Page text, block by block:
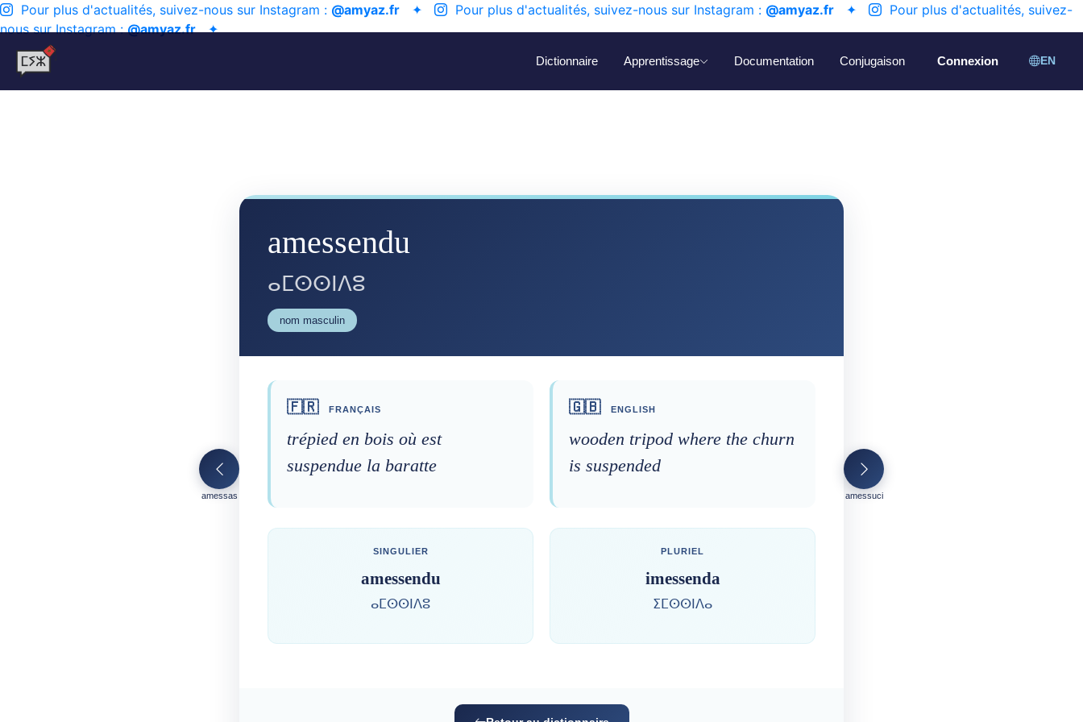
Pour plus d'actualités, suivez-nous sur Instagram : @amyaz.fr ✦ Pour plus d'actualités, suivez-nous sur Instagram : @amyaz.fr ✦
Pour plus d'actualités, suivez-
nous sur Instagram :@amyaz.fr✦
Dictionnaire Apprentissage Documentation Conjugaison Connexion EN
amessas
amessendu
ⴰⵎⵙⵙⵏⴷⵓ
nom masculin
🇫🇷 FRANÇAIS
trépied en bois où est
suspendue la baratte
🇬🇧 ENGLISH
wooden tripod where the churn
is suspended
SINGULIER
amessendu
ⴰⵎⵙⵙⵏⴷⵓ
PLURIEL
imessenda
ⵉⵎⵙⵙⵏⴷⴰ
amessuci